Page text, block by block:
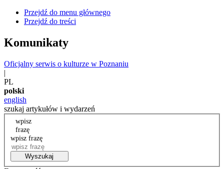
Przejdź do menu głównego
Przejdź do treści
Komunikaty
Oficjalny serwis o kulturze w Poznaniu
|
PL
polski
english
szukaj artykułów i wydarzeń
wpisz
frazę
wpisz frazę
Wyszukaj